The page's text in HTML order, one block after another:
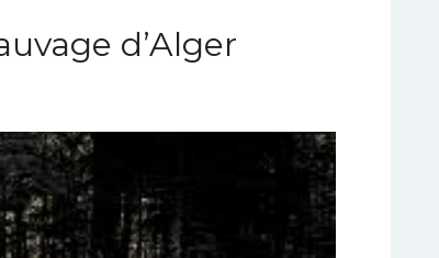
d’Alger